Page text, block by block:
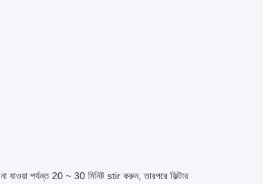
যাওয়া পর্যন্ত 20 ~ 30 মিনিট stir করুন, তারপরে ফিল্টার